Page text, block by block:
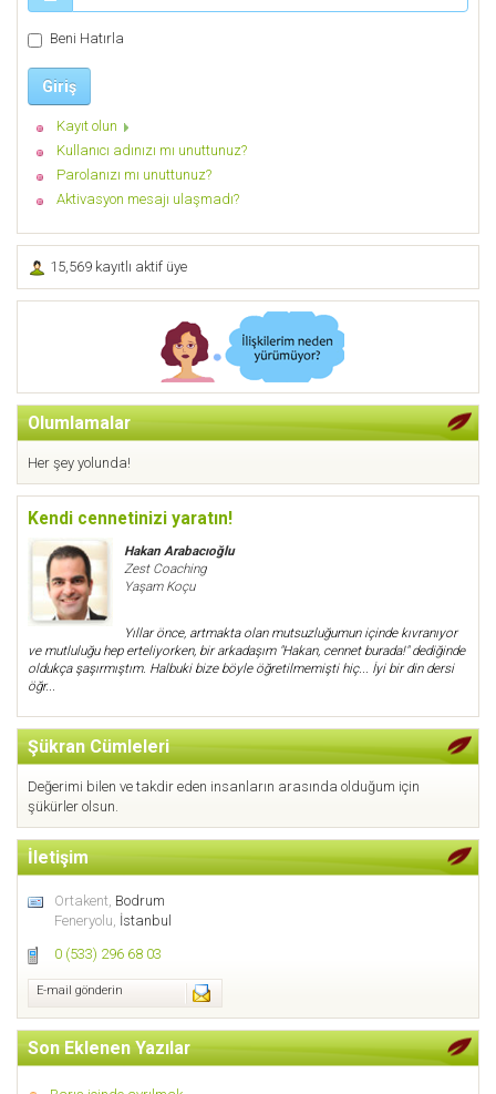
Beni Hatırla
Giriş
Kayıt olun
Kullanıcı adınızı mı unuttunuz?
Parolanızı mı unuttunuz?
Aktivasyon mesajı ulaşmadı?
15,569 kayıtlı aktif üye
Olumlamalar
Her şey yolunda!
Kendi cennetinizi yaratın!
Hakan Arabacıoğlu
Zest Coaching
Yaşam Koçu
Yıllar önce, artmakta olan mutsuzluğumun içinde kıvranıyor
ve mutluluğu hep erteliyorken, bir arkadaşım "Hakan, cennet burada!" dediğinde
oldukça şaşırmıştım. Halbuki bize böyle öğretilmemişti hiç... İyi bir din dersi
öğr...
Şükran Cümleleri
Değerimi bilen ve takdir eden insanların arasında olduğum için
şükürler olsun.
İletişim
Ortakent, Bodrum
Feneryolu, İstanbul
0 (533) 296 68 03
E-mail gönderin
Son Eklenen Yazılar